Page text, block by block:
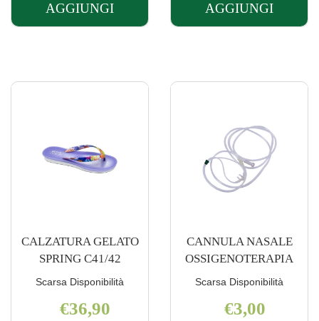
AGGIUNGI
AGGIUNGI BISTURI
CARRELLO
AGGIUNGI
AGGIUNGI
CALZATURA GELATO
SPRING C41/42
Scarsa Disponibilità
€36,90
CANNULA NASALE
OSSIGENOTERAPIA
Scarsa Disponibilità
€3,00